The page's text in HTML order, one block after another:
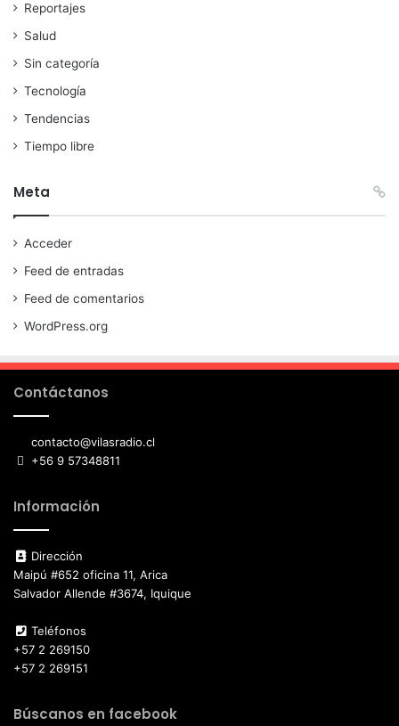
Reportajes
Salud
Sin categoría
Tecnología
Tendencias
Tiempo libre
Meta
Acceder
Feed de entradas
Feed de comentarios
WordPress.org
Contáctanos
contacto@vilasradio.cl
+56 9 57348811
Información
Dirección
Maipú #652 oficina 11, Arica
Salvador Allende #3674, Iquique
Teléfonos
+57 2 269150
+57 2 269151
Búscanos en facebook